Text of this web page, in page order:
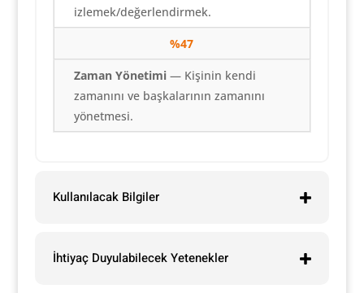
izlemek/değerlendirmek.
%47
Zaman Yönetimi— Kişinin kendi
zamanını ve başkalarının zamanını
yönetmesi.
Kullanılacak Bilgiler
İhtiyaç Duyulabilecek Yetenekler